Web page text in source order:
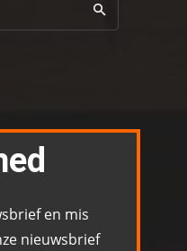
en mis
nieuwsbrief